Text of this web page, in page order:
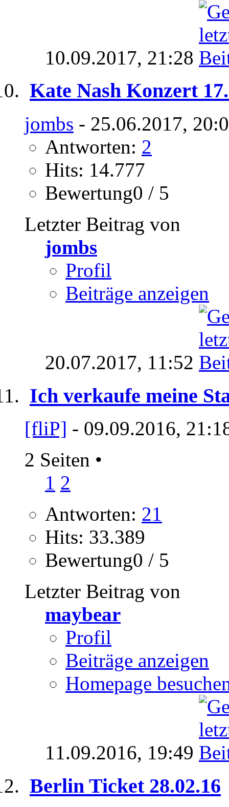
10.09.2017, 21:28
Kate Nash Konzert
jombs - 25.06.2017,
Antworten: 2
Hits: 14.777
Bewertung0 / 5
Letzter Beitrag von
jombs
Profil
Beiträge anzeigen
20.07.2017, 11:52
Ich verkaufe meine
[fliP] - 09.09.2016,
2 Seiten •
1 2
Antworten: 21
Hits: 33.389
Bewertung0 / 5
Letzter Beitrag von
maybear
Profil
Beiträge anzeigen
Homepage
11.09.2016, 19:49
Berlin Ticket 28.02.16